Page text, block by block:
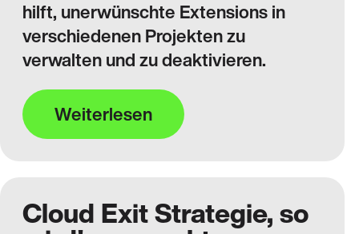
hilft, unerwünschte Extensions in
verschiedenen Projekten zu
verwalten und zu deaktivieren.
Weiterlesen
Cloud Exit Strategie, so